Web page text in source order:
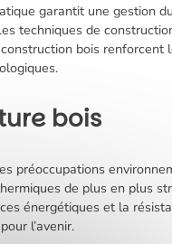
garantit une gestion
techniques de
bois renforcent
bois
préoccupations
de plus en plus
énergétiques et la
l’avenir.